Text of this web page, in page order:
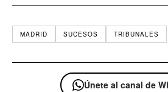
MADRID SUCESOS TRIBUNALES
Únete al canal de